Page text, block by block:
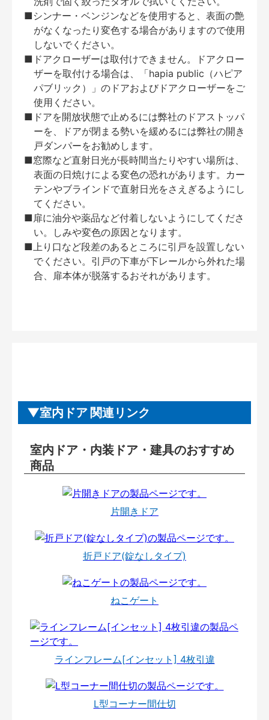
■シンナー・ベンジンなどを使用すると、表面の艶
がなくなったり変色する場合がありますので使用
しないでください。
■ドアクローザーは取付けできません。ドアクロー
ザーを取付ける場合は、「hapia public（ハピア
パブリック）」のドアおよびドアクローザーをご
使用ください。
■ドアを開放状態で止めるには弊社のドアストッパ
ーを、ドアが閉まる勢いを緩めるには弊社の開き
戸ダンパーをお勧めします。
■窓際など直射日光が長時間当たりやすい場所は、
表面の日焼けによる変色の恐れがあります。カー
テンやブラインドで直射日光をさえぎるようにし
てください。
■扉に油分や薬品など付着しないようにしてくださ
い。しみや変色の原因となります。
■上り口など段差のあるところに引戸を設置しない
でください。引戸の下車が下レールから外れた場
合、扉本体が脱落するおそれがあります。
室内ドア 関連リンク
室内ドア・内装ドア・建具のおすすめ
商品
片開きドア
折戸ドア(錠なしタイプ)
ねこゲート
ラインフレーム[インセット] 4枚引違
L型コーナー間仕切